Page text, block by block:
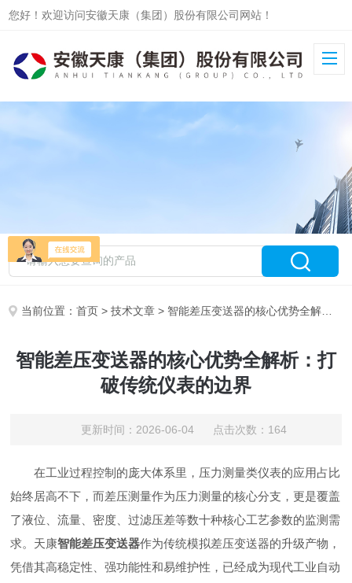
您好！欢迎访问安徽天康（集团）股份有限公司网站！
当前位置：首页 >技术文章 > 智能差压变送器的核心优势全解析：打破传统仪表的边界
智能差压变送器的核心优势全解析：打
破传统仪表的边界
更新时间：2026-06-04 点击次数：164
在工业过程控制的庞大体系里，压力测量类仪表的应用占比
始终居高不下，而差压测量作为压力测量的核心分支，更是覆盖
了液位、流量、密度、过滤压差等数十种核心工艺参数的监测需
求。 天康智能差压变送器作为传统模拟差压变送器的升级产物，
凭借其高稳定性、强功能性和易维护性，已经成为现代工业自动